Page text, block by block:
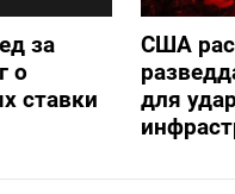
за
о
ставки
США
для